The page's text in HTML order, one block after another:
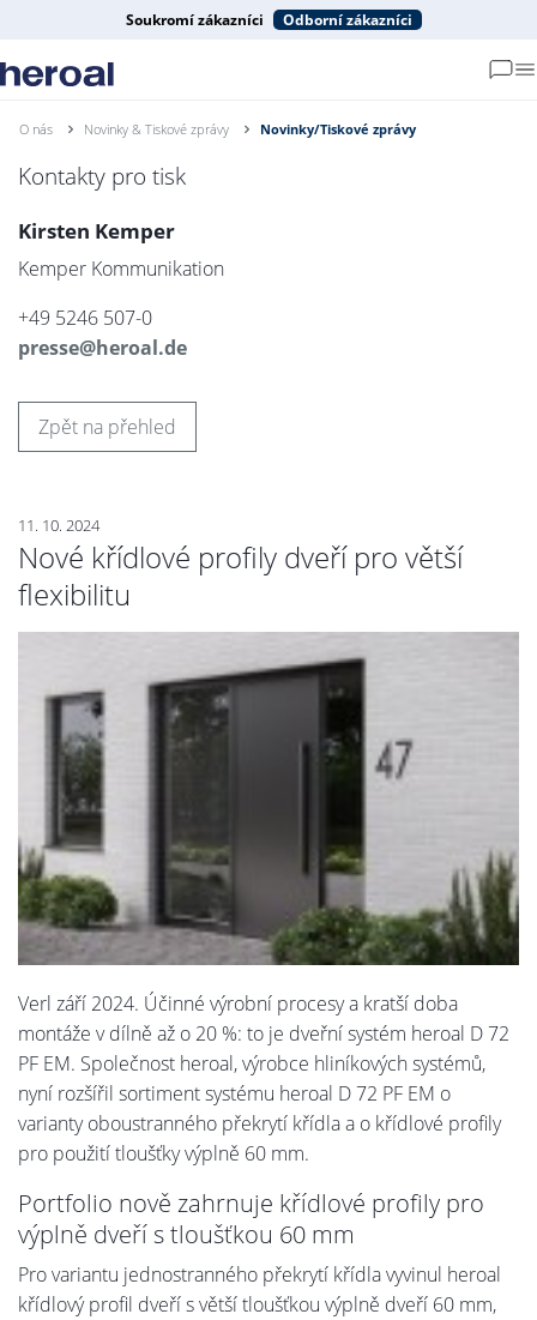
Soukromí zákazníci Odborní zákazníci
O nás Novinky & Tiskové zprávy Novinky/Tiskové zprávy
Kontakty pro tisk
Kirsten Kemper
Kemper Kommunikation
+49 5246 507-0
presse@heroal.de
Zpět na přehled
11. 10. 2024
Nové křídlové profily dveří pro větší
flexibilitu
Verl září 2024. Účinné výrobní procesy a kratší doba
montáže v dílně až o 20 %: to je dveřní systém heroal D 72
PF EM. Společnost heroal, výrobce hliníkových systémů,
nyní rozšířil sortiment systému heroal D 72 PF EM o
varianty oboustranného překrytí křídla a o křídlové profily
pro použití tloušťky výplně 60 mm.
Portfolio nově zahrnuje křídlové profily pro
výplně dveří s tloušťkou 60 mm
Pro variantu jednostranného překrytí křídla vyvinul heroal
křídlový profil dveří s větší tloušťkou výplně dveří 60 mm,